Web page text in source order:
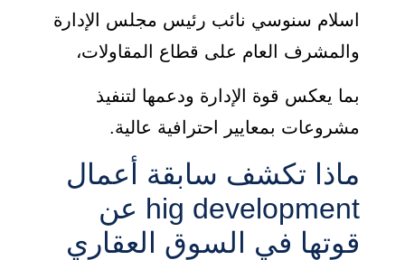
اسلام سنوسي نائب رئيس مجلس الإدارة
والمشرف العام على قطاع المقاولات،
بما يعكس قوة الإدارة ودعمها لتنفيذ
مشروعات بمعايير احترافية عالية.
ماذا تكشف سابقة أعمال
hig development عن
قوتها في السوق العقاري